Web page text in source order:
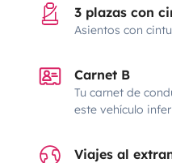
3 plazas con
Asientos con
Carnet B
Tu carnet de
este vehículo
Viajes al